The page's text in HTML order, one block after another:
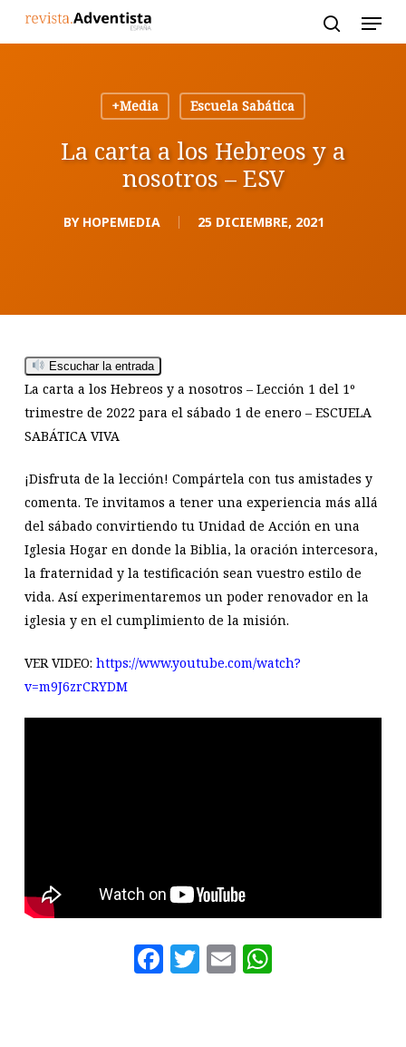
+Media
Escuela Sabática
La carta a los Hebreos y a
nosotros – ESV
BY HOPEMEDIA 25 DICIEMBRE, 2021
Escuchar la entrada
La carta a los Hebreos y a nosotros – Lección 1 del 1º
trimestre de 2022 para el sábado 1 de enero – ESCUELA
SABÁTICA VIVA
¡Disfruta de la lección! Compártela con tus amistades y
comenta. Te invitamos a tener una experiencia más allá
del sábado convirtiendo tu Unidad de Acción en una
Iglesia Hogar en donde la Biblia, la oración intercesora,
la fraternidad y la testificación sean vuestro estilo de
vida. Así experimentaremos un poder renovador en la
iglesia y en el cumplimiento de la misión.
VER VIDEO: https://www.youtube.com/watch?
v=m9J6zrCRYDM
Facebook
Twitter
Email